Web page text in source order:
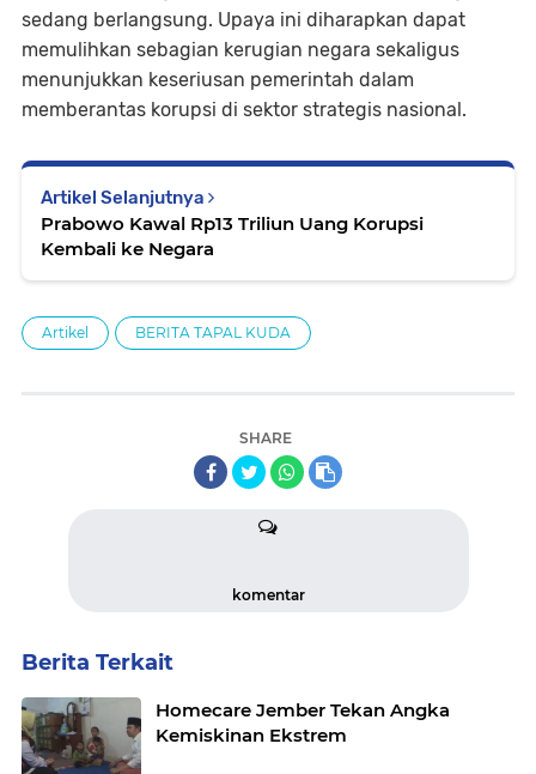
sedang berlangsung. Upaya ini diharapkan dapat
memulihkan sebagian kerugian negara sekaligus
menunjukkan keseriusan pemerintah dalam
memberantas korupsi di sektor strategis nasional.
Artikel Selanjutnya
Prabowo Kawal Rp13 Triliun Uang Korupsi
Kembali ke Negara
Artikel BERITA TAPAL KUDA
SHARE
komentar
Berita Terkait
Homecare Jember Tekan Angka
Kemiskinan Ekstrem